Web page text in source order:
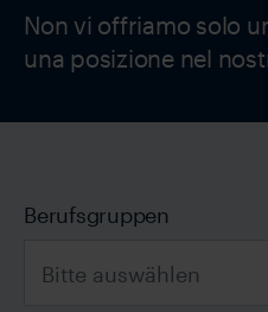
Azienda
Non vi offriamo solo
una posizione nel
Berufsgruppen
Bitte auswählen